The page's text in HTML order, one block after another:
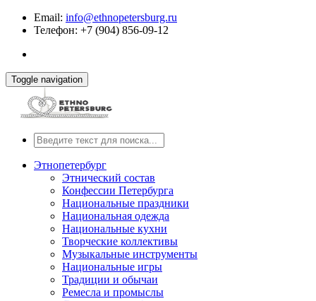
Email: info@ethnopetersburg.ru
Телефон: +7 (904) 856-09-12
Toggle navigation
Этнопетербург
Этнический состав
Конфессии Петербурга
Национальные праздники
Национальная одежда
Национальные кухни
Творческие коллективы
Музыкальные инструменты
Национальные игры
Традиции и обычаи
Ремесла и промыслы